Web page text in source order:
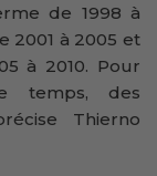
de 1998 à
2001 à 2005 et
à 2010. Pour
temps, des
Thierno